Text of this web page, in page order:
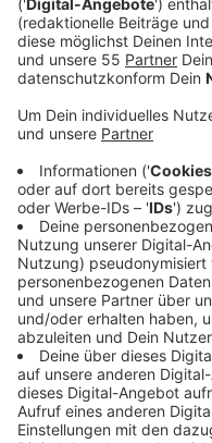
Anzeige
Die Polizei ermittelt
Opfer war, sondern,
Vergangenheit des
keine Gefahr für die
bestanden. Gegen
mehrere Anrufe bei
Tatort eintrafen, lag
leblos am Boden. Der
Tod des Mannes
Jahren in Deutschland
wegen verschiedener
Zeugenaussagen